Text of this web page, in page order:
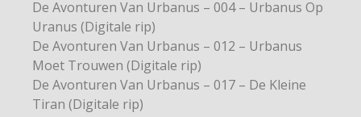
De Avonturen Van Urbanus – 004 – Urbanus Op
Uranus (Digitale rip)
De Avonturen Van Urbanus – 012 – Urbanus
Moet Trouwen (Digitale rip)
De Avonturen Van Urbanus – 017 – De Kleine
Tiran (Digitale rip)